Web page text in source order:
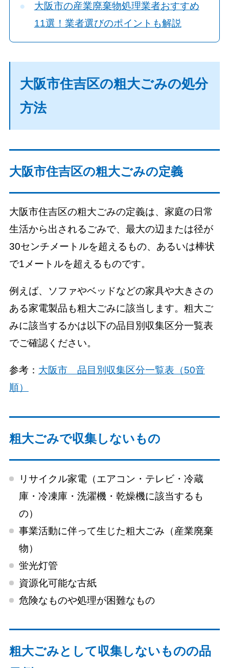
大阪市の産業廃棄物処理業者おすすめ
11選！業者選びのポイントも解説
大阪市住吉区の粗大ごみの処分
方法
大阪市住吉区の粗大ごみの定義
大阪市住吉区の粗大ごみの定義は、家庭の日常
生活から出されるごみで、最大の辺または径が
30センチメートルを超えるもの、あるいは棒状
で1メートルを超えるものです。
例えば、ソファやベッドなどの家具や大きさの
ある家電製品も粗大ごみに該当します。粗大ご
みに該当するかは以下の品目別収集区分一覧表
でご確認ください。
参考： 大阪市 品目別収集区分一覧表（50音
順）
粗大ごみで収集しないもの
リサイクル家電（エアコン・テレビ・冷蔵
庫・冷凍庫・洗濯機・乾燥機に該当するも
の）
事業活動に伴って生じた粗大ごみ（産業廃棄
物）
蛍光灯管
資源化可能な古紙
危険なものや処理が困難なもの
粗大ごみとして収集しないものの品